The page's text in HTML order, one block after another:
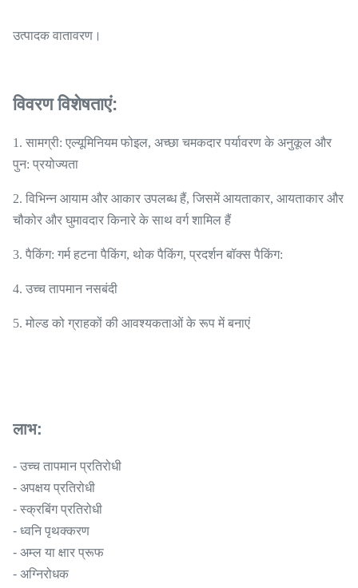
उत्पादक वातावरण।
विवरण विशेषताएं:
1. सामग्री: एल्यूमिनियम फोइल, अच्छा चमकदार पर्यावरण के अनुकूल और
पुन: प्रयोज्यता
2. विभिन्न आयाम और आकार उपलब्ध हैं, जिसमें आयताकार, आयताकार और
चौकोर और घुमावदार किनारे के साथ वर्ग शामिल हैं
3. पैकिंग: गर्म हटना पैकिंग, थोक पैकिंग, प्रदर्शन बॉक्स पैकिंग:
4. उच्च तापमान नसबंदी
5. मोल्ड को ग्राहकों की आवश्यकताओं के रूप में बनाएं
लाभ:
- उच्च तापमान प्रतिरोधी
- अपक्षय प्रतिरोधी
- स्क्रबिंग प्रतिरोधी
- ध्वनि पृथक्करण
- अम्ल या क्षार प्रूफ
- अग्निरोधक